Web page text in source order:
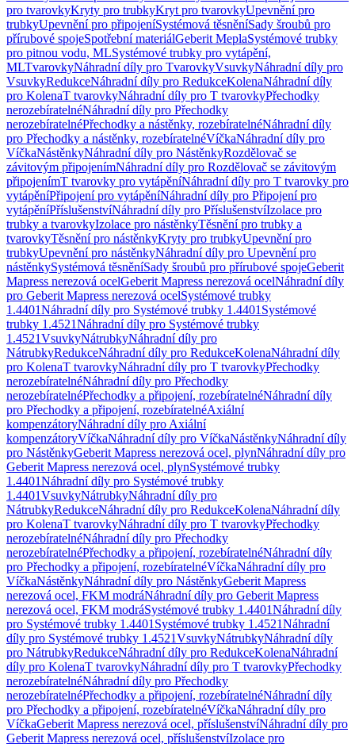
pro tvarovkyKryty pro trubkyKryt pro tvarovkyUpevnění pro
trubkyUpevnění pro připojeníSystémová těsněníSady šroubů pro
přírubové spojeSpotřební materiálGeberit MeplaSystémové trubky
pro pitnou vodu, MLSystémové trubky pro vytápění,
MLTvarovkyNáhradní díly pro TvarovkyVsuvkyNáhradní díly pro
VsuvkyRedukceNáhradní díly pro RedukceKolenaNáhradní díly
pro KolenaT tvarovkyNáhradní díly pro T tvarovkyPřechodky
nerozebíratelnéNáhradní díly pro Přechodky
nerozebíratelnéPřechodky a nástěnky, rozebíratelnéNáhradní díly
pro Přechodky a nástěnky, rozebíratelnéVíčkaNáhradní díly pro
VíčkaNástěnkyNáhradní díly pro NástěnkyRozdělovač se
závitovým připojenímNáhradní díly pro Rozdělovač se závitovým
připojenímT tvarovky pro vytápěníNáhradní díly pro T tvarovky pro
vytápěníPřipojení pro vytápěníNáhradní díly pro Připojení pro
vytápěníPříslušenstvíNáhradní díly pro PříslušenstvíIzolace pro
trubky a tvarovkyIzolace pro nástěnkyTěsnění pro trubky a
tvarovkyTěsnění pro nástěnkyKryty pro trubkyUpevnění pro
trubkyUpevnění pro nástěnkyNáhradní díly pro Upevnění pro
nástěnkySystémová těsněníSady šroubů pro přírubové spojeGeberit
Mapress nerezová ocelGeberit Mapress nerezová ocelNáhradní díly
pro Geberit Mapress nerezová ocelSystémové trubky
1.4401Náhradní díly pro Systémové trubky 1.4401 Systémové
trubky 1.4521Náhradní díly pro Systémové trubky
1.4521VsuvkyNátrubkyNáhradní díly pro
NátrubkyRedukceNáhradní díly pro RedukceKolenaNáhradní díly
pro KolenaT tvarovkyNáhradní díly pro T tvarovkyPřechodky
nerozebíratelnéNáhradní díly pro Přechodky
nerozebíratelnéPřechodky a připojení, rozebíratelnéNáhradní díly
pro Přechodky a připojení, rozebíratelnéAxiální
kompenzátoryNáhradní díly pro Axiální
kompenzátoryVíčkaNáhradní díly pro VíčkaNástěnkyNáhradní díly
pro NástěnkyGeberit Mapress nerezová ocel, plynNáhradní díly pro
Geberit Mapress nerezová ocel, plynSystémové trubky
1.4401Náhradní díly pro Systémové trubky
1.4401VsuvkyNátrubkyNáhradní díly pro
NátrubkyRedukceNáhradní díly pro RedukceKolenaNáhradní díly
pro KolenaT tvarovkyNáhradní díly pro T tvarovkyPřechodky
nerozebíratelnéNáhradní díly pro Přechodky
nerozebíratelnéPřechodky a připojení, rozebíratelnéNáhradní díly
pro Přechodky a připojení, rozebíratelnéVíčkaNáhradní díly pro
VíčkaNástěnkyNáhradní díly pro NástěnkyGeberit Mapress
nerezová ocel, FKM modráNáhradní díly pro Geberit Mapress
nerezová ocel, FKM modráSystémové trubky 1.4401Náhradní díly
pro Systémové trubky 1.4401 Systémové trubky 1.4521Náhradní
díly pro Systémové trubky 1.4521VsuvkyNátrubkyNáhradní díly
pro NátrubkyRedukceNáhradní díly pro RedukceKolenaNáhradní
díly pro KolenaT tvarovkyNáhradní díly pro T tvarovkyPřechodky
nerozebíratelnéNáhradní díly pro Přechodky
nerozebíratelnéPřechodky a připojení, rozebíratelnéNáhradní díly
pro Přechodky a připojení, rozebíratelnéVíčkaNáhradní díly pro
VíčkaGeberit Mapress nerezová ocel, příslušenstvíNáhradní díly pro
Geberit Mapress nerezová ocel, příslušenstvíIzolace pro